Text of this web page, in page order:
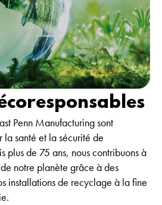
Penn Manufacturing sont
santé et la sécurité de
plus de 75 ans, nous contribuons à
notre planète grâce à des
installations de recyclage à la fine